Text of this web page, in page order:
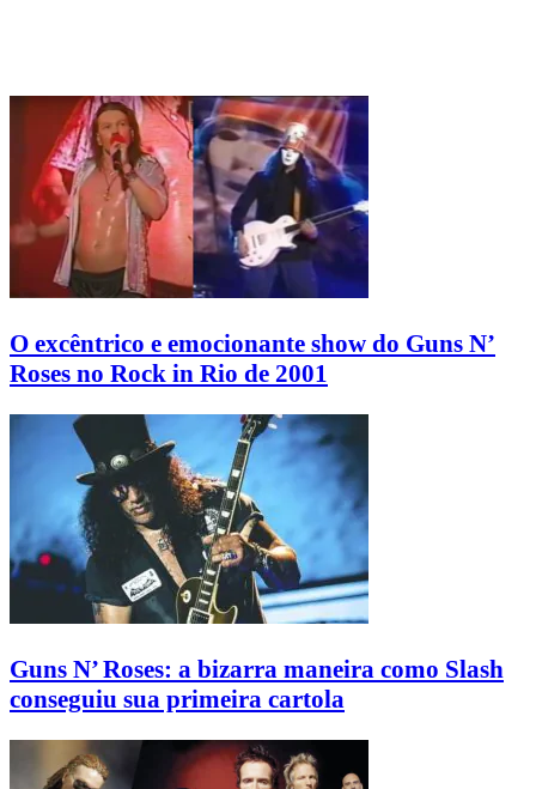
O excêntrico e emocionante show do Guns N’
Roses no Rock in Rio de 2001
Guns N’ Roses: a bizarra maneira como Slash
conseguiu sua primeira cartola